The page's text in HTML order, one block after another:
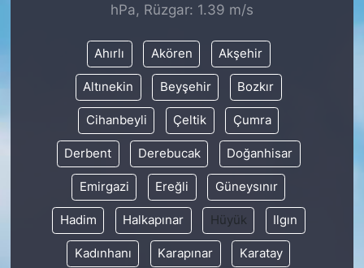
hPa, Rüzgar: 1.39 m/s
Ahırlı Akören Akşehir
Altınekin Beyşehir Bozkır
Cihanbeyli Çeltik Çumra
Derbent Derebucak Doğanhisar
Emirgazi Ereğli Güneysınır
Hadim Halkapınar Hüyük Ilgın
Kadınhanı Karapınar Karatay